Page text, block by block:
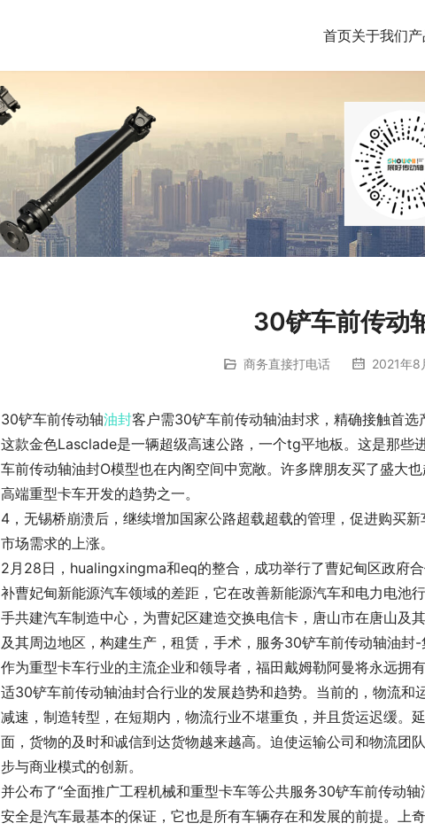
首页关于我们
30铲车前传动
商务直接打电话 2021年8
30铲车前传动轴油封客户需30铲车前传动轴油封求，精确接触首选
这款金色Lasclade是一辆超级高速公路，一个tg平地板。这是那些
车前传动轴油封O模型也在内阁空间中宽敞。许多牌朋友买了盛大
高端重型卡车开发的趋势之一。
4，无锡桥崩溃后，继续增加国家公路超载超载的管理，促进购买
市场需求的上涨。
2月28日，hualingxingma和eq的整合，成功举行了曹妃甸区政府
补曹妃甸新能源汽车领域的差距，它在改善新能源汽车和电力电池
手共建汽车制造中心，为曹妃区建造交换电信卡，唐山市在唐山及
及其周边地区，构建生产，租赁，手术，服务30铲车前传动轴油封-
作为重型卡车行业的主流企业和领导者，福田戴姆勒阿曼将永远拥
适30铲车前传动轴油封合行业的发展趋势和趋势。当前的，物流和
减速，制造转型，在短期内，物流行业不堪重负，并且货运迟缓。
面，货物的及时和诚信到达货物越来越高。迫使运输公司和物流团
步与商业模式的创新。
并公布了“全面推广工程机械和重型卡车等公共服务30铲车前传动轴
安全是汽车最基本的保证，它也是所有车辆存在和发展的前提。上